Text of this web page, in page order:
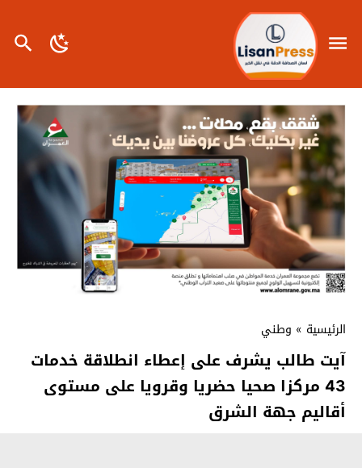
الرئيسية » وطني
آيت طالب يشرف على إعطاء انطلاقة خدمات
43 مركزا صحيا حضريا وقرويا على مستوى
أقاليم جهة الشرق